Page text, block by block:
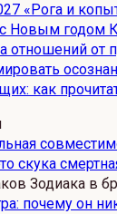
«Рога и
Новым годом
отношений от
как
скука
Зодиака в